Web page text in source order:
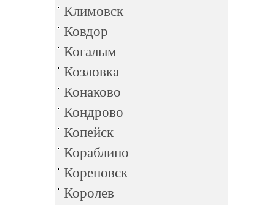
Климовск
Ковдор
Когалым
Козловка
Конаково
Кондрово
Копейск
Кораблино
Кореновск
Королев